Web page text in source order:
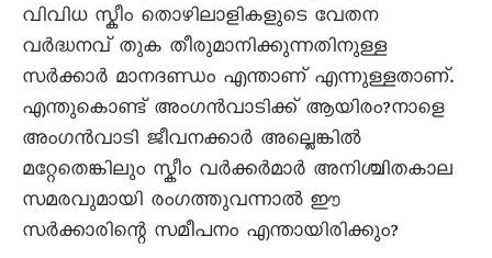
വിവിധ സ്കീം തൊഴിലാളികളുടെ വേതന
വർദ്ധനവ് തുക തീരുമാനിക്കുന്നതിനുള്ള
സർക്കാർ മാനദണ്ഡം എന്താണ് എന്നുള്ളതാണ്.
എന്തുകൊണ്ട് അംഗൻവാടിക്ക് ആയിരം?നാളെ
അംഗൻവാടി ജീവനക്കാർ അല്ലെങ്കിൽ
മറ്റേതെങ്കിലും സ്കീം വർക്കർമാർ അനിശ്ചിതകാല
സമരവുമായി രംഗത്തുവന്നാൽ ഈ
സർക്കാരിന്റെ സമീപനം എന്തായിരിക്കും?